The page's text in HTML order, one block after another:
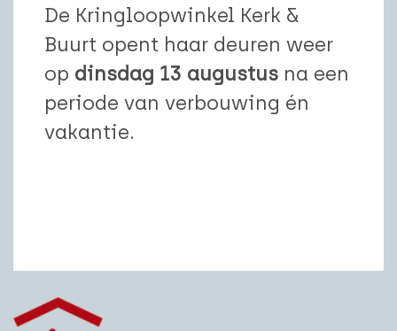
De Kringloopwinkel Kerk &
Buurt opent haar deuren weer
op dinsdag 13 augustus na een
periode van verbouwing én
vakantie.